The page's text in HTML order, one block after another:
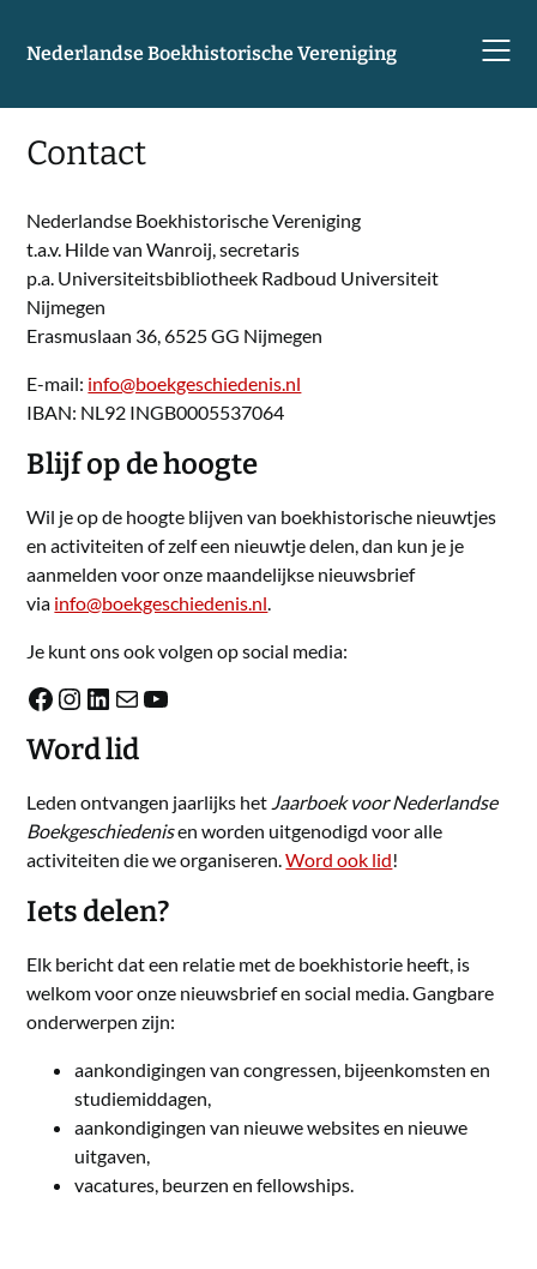
Nederlandse Boekhistorische Vereniging
Contact
Nederlandse Boekhistorische Vereniging
t.a.v. Hilde van Wanroij, secretaris
p.a. Universiteitsbibliotheek Radboud Universiteit
Nijmegen
Erasmuslaan 36, 6525 GG Nijmegen
E-mail: info@boekgeschiedenis.nl
IBAN: NL92 INGB0005537064
Blijf op de hoogte
Wil je op de hoogte blijven van boekhistorische nieuwtjes
en activiteiten of zelf een nieuwtje delen, dan kun je je
aanmelden voor onze maandelijkse nieuwsbrief
via info@boekgeschiedenis.nl.
Je kunt ons ook volgen op social media:
Facebook
Instagram
LinkedIn
E-mailYouTube
Word lid
Leden ontvangen jaarlijks het Jaarboek voor Nederlandse
Boekgeschiedenisen worden uitgenodigd voor alle
activiteiten die we organiseren.Word ook lid!
Iets delen?
Elk bericht dat een relatie met de boekhistorie heeft, is
welkom voor onze nieuwsbrief en social media. Gangbare
onderwerpen zijn:
aankondigingen van congressen, bijeenkomsten en
studiemiddagen,
aankondigingen van nieuwe websites en nieuwe
uitgaven,
vacatures, beurzen en fellowships.